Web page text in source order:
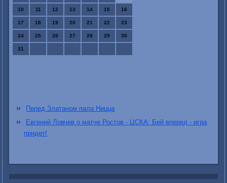
10 11 12 13 14 15 16
17 18 19 20 21 22 23
24 25 26 27 28 29 30
31
Перед Златаном пала Ницца
Евгений Ловчев о матче Ростов - ЦСКА: Бей вперед - игра
придет!